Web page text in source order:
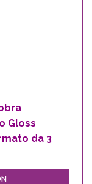
Gloss
da 3